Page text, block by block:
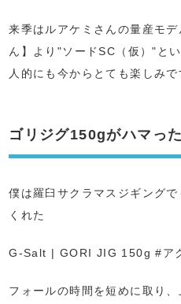
来季はルアケミさんの量産モ
ん】より"ソードSC（仮）"と
人的にも今からとても楽しみで
ゴリジグ150gがハマった
僕は羅臼サクラマスジギング
くれた
G-Salt | GORI JIG 150g #ア
フォールの時間を短めに取り